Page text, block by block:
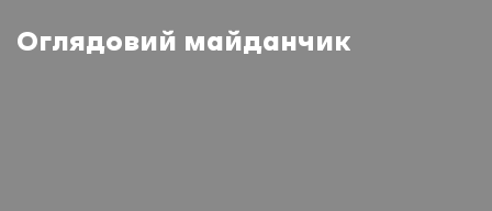
Оглядовий майданчик